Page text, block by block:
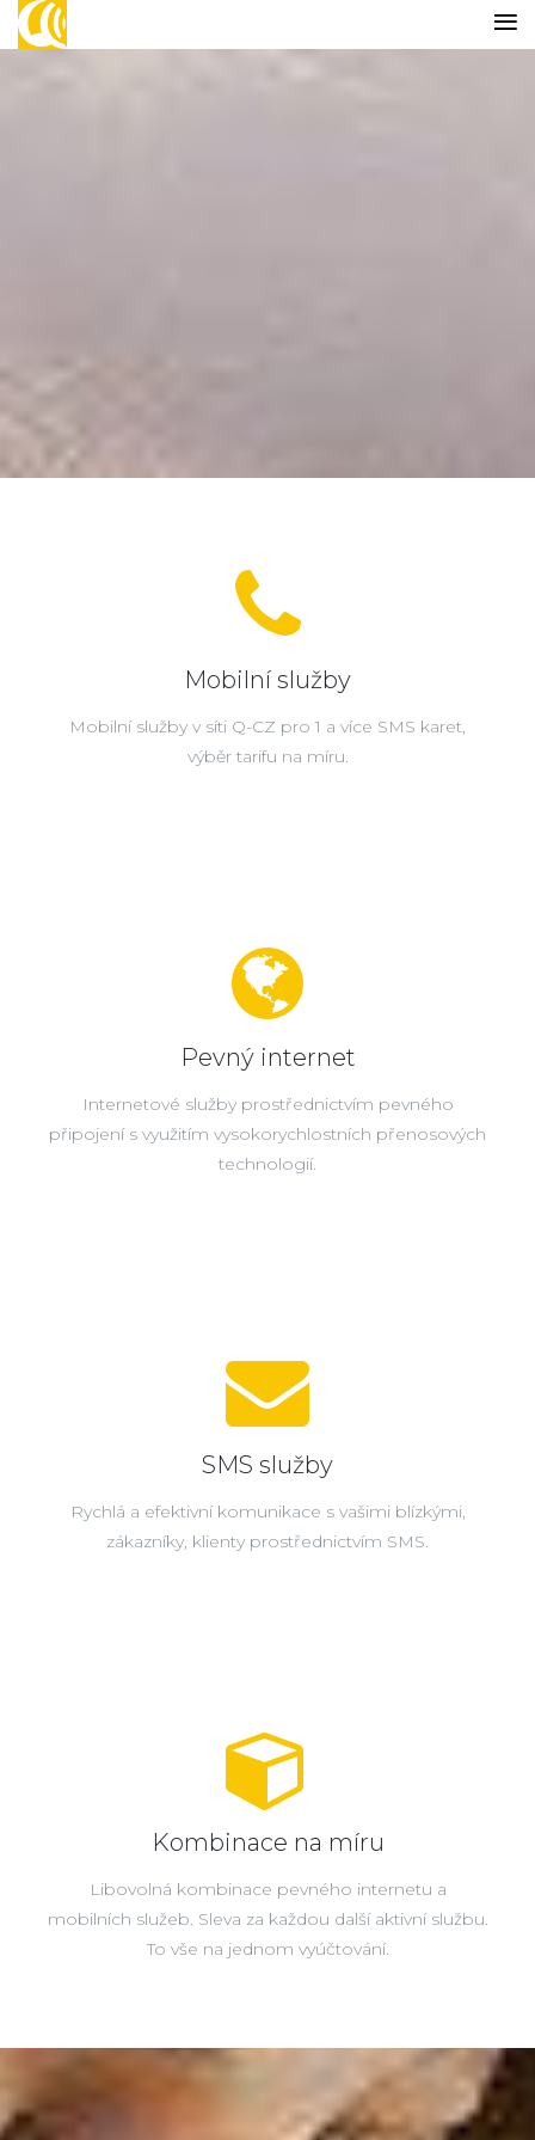
Mobilní služby
Mobilní služby v síti Q-CZ pro 1 a více SMS karet,
výběr tarifu na míru.
Pevný internet
Internetové služby prostřednictvím pevného
připojení s využitím vysokorychlostních přenosových
technologií.
SMS služby
Rychlá a efektivní komunikace s vašimi blízkými,
zákazníky, klienty prostřednictvím SMS.
Kombinace na míru
Libovolná kombinace pevného internetu a
mobilních služeb. Sleva za každou další aktivní službu.
To vše na jednom vyúčtování.